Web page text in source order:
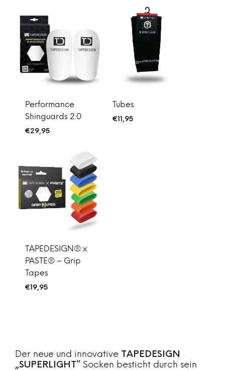
Performance
Shinguards 2.0
€29,95
Tubes
€11,95
TAPEDESIGN® x
PASTE® – Grip
Tapes
€19,95
Der neue und innovative TAPEDESIGN
„SUPERLIGHT” Socken besticht durch sein